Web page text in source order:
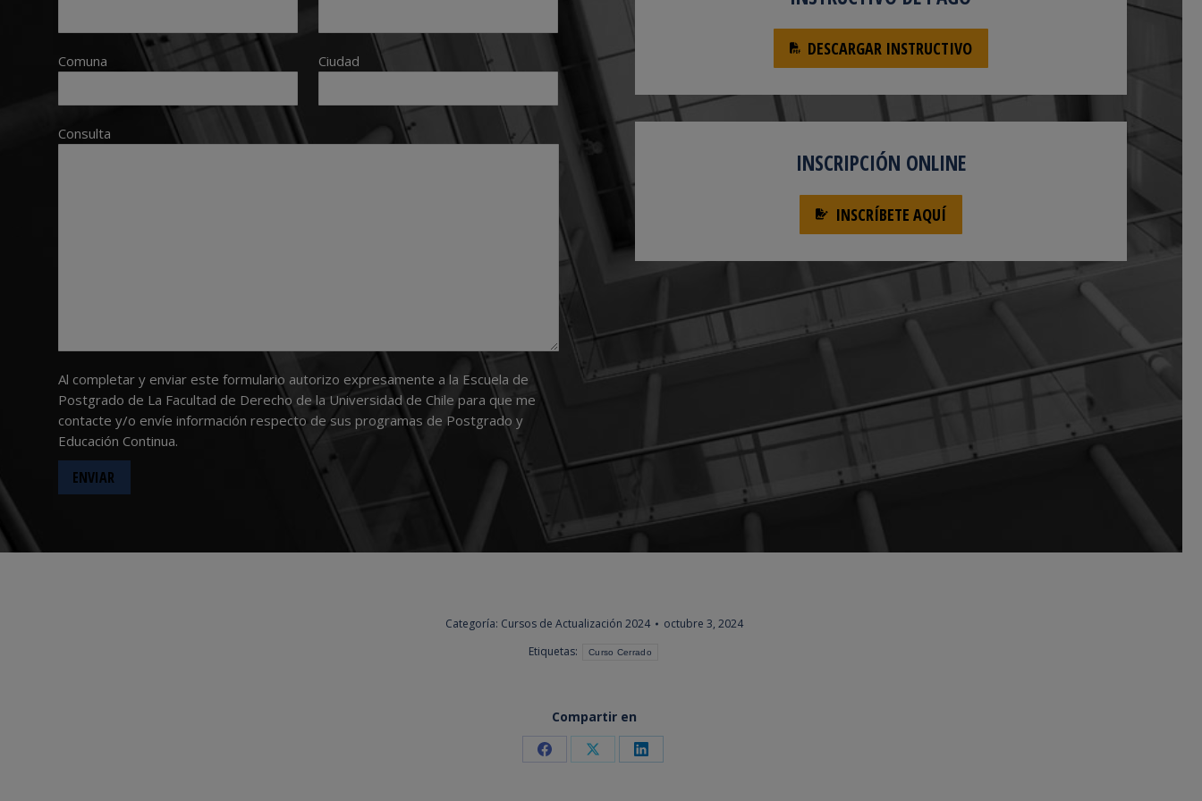
Comuna Ciudad
Consulta
Al completar y enviar este formulario autorizo expresamente a la Escuela de
Postgrado de La Facultad de Derecho de la Universidad de Chile para que me
contacte y/o envíe información respecto de sus programas de Postgrado y
Educación Continua.
DESCARGAR INSTRUCTIVO
INSCRIPCIÓN ONLINE
INSCRÍBETE AQUÍ
Categoría: Cursos de Actualización 2024
octubre 3, 2024
Etiquetas:
Curso Cerrado
Compartir en
Share Share Share